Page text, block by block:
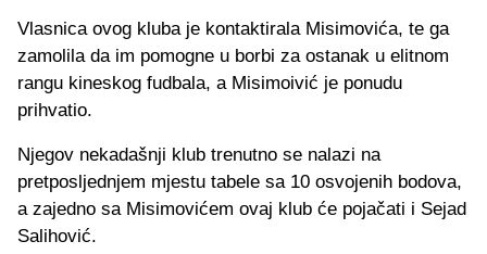
Vlasnica ovog kluba je kontaktirala Misimovića, te ga
zamolila da im pomogne u borbi za ostanak u elitnom
rangu kineskog fudbala, a Misimoivić je ponudu
prihvatio.
Njegov nekadašnji klub trenutno se nalazi na
pretposljednjem mjestu tabele sa 10 osvojenih bodova,
a zajedno sa Misimovićem ovaj klub će pojačati i Sejad
Salihović.